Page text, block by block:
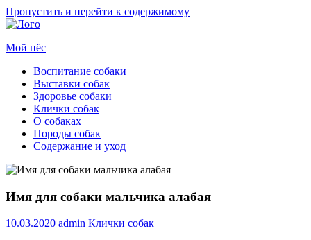
Пропустить и перейти к содержимому
Мой пёс
Все
собаках
начинающих
собаководов
Воспитание собаки
Выставки собак
Здоровье собаки
Клички собак
О собаках
Породы собак
Содержание и уход
Имя для собаки мальчика алабая
10.03.2020 admin Клички собак